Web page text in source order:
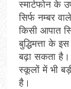
स्मार्टफोन के
सिर्फ नम्बर
किसी आपात
बुद्धिमत्ता के
बढ़ा सकता है।
स्कूलों में भी
है।